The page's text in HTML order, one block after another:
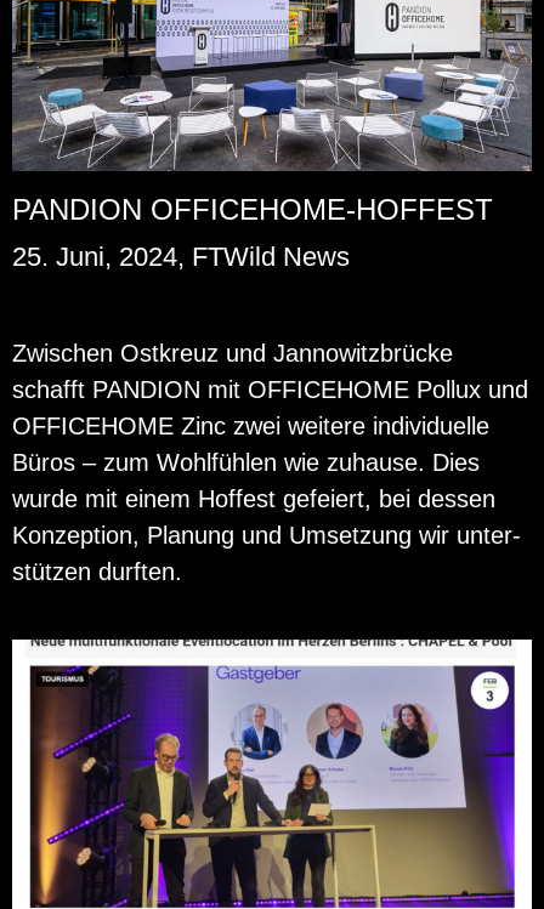
PANDION OFFICEHOME-HOFFEST
25. Juni, 2024, FTWild News
Zwi­schen Ost­kreuz und Jan­no­witz­brü­cke
schafft PAN­DI­ON mit OF­FICE­HO­ME Pol­lux und
OF­FICE­HO­ME Zinc zwei wei­te­re in­di­vi­du­el­le
Büros – zum Wohl­füh­len wie zu­hau­se. Dies
wurde mit einem Hof­fest ge­fei­ert, bei des­sen
Kon­zep­ti­on, Pla­nung und Um­set­zung wir un­ter­
stüt­zen durf­ten.